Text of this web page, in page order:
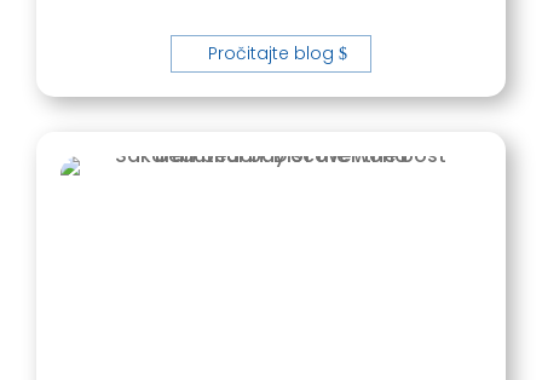
Pročitajte blog